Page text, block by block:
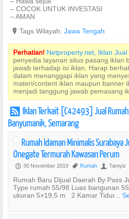
– COCOK UNTUK INVESTASI
– AMAN
? Tags Wilayah: Jawa Tengah
Perhatian! Netproperty.net, Iklan Jual
penyedia layanan situs pasang iklan
jawab terhadap isi iklan. Harap
dalam menanggapi iklan yang
materi/content iklan maupun banner
menjadi tanggung jawab pemasang
r Iklan Terkait [C42493] Jual
Banyumanik, Semarang
Rumah Idaman Minimalis Surabaya
Onegate Termurah Kawasan Perum
P 30 November 2019 , Rumah U Tamyiz
Rumah Baru Dijual Daerah By Pass
Type rumah 55/98 Luas bangunan
ukuran 5×19,5 m 2 Kamar Tidur...